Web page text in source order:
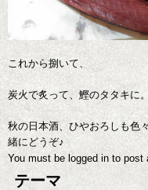
これから捌いて、
炭火で炙って、鰹のタタキに。
秋の日本酒、ひやおろしも色
緒にどうぞ♪
You must be logged in to post
テーマ